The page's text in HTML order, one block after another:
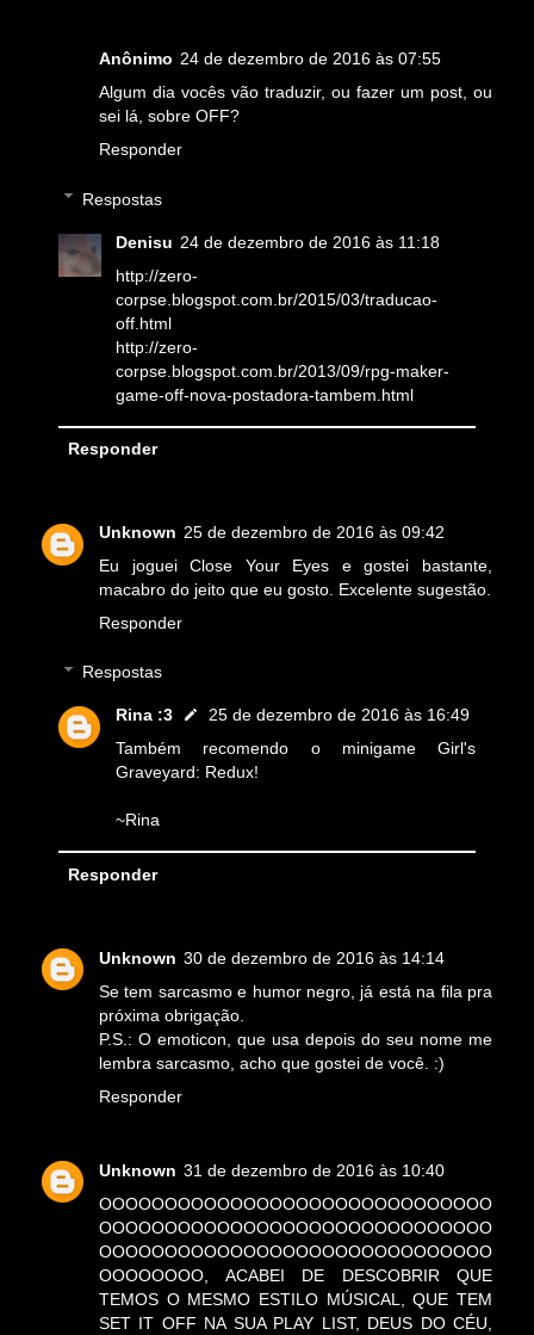
Anônimo 24 de dezembro de 2016 às 07:55
Algum dia vocês vão traduzir, ou fazer um post, ou
sei lá, sobre OFF?
Responder
Respostas
Denisu 24 de dezembro de 2016 às 11:18
http://zero-
corpse.blogspot.com.br/2015/03/traducao-
off.html
http://zero-
corpse.blogspot.com.br/2013/09/rpg-maker-
game-off-nova-postadora-tambem.html
Responder
Unknown 25 de dezembro de 2016 às 09:42
Eu joguei Close Your Eyes e gostei bastante,
macabro do jeito que eu gosto. Excelente sugestão.
Responder
Respostas
Rina :3
25 de dezembro de 2016 às 16:49
Também recomendo o minigame Girl's
Graveyard: Redux!
~Rina
Responder
Unknown 30 de dezembro de 2016 às 14:14
Se tem sarcasmo e humor negro, já está na fila pra
próxima obrigação.
P.S.: O emoticon, que usa depois do seu nome me
lembra sarcasmo, acho que gostei de você. :)
Responder
Unknown 31 de dezembro de 2016 às 10:40
OOOOOOOOOOOOOOOOOOOOOOOOOOOOOO
OOOOOOOOOOOOOOOOOOOOOOOOOOOOOO
OOOOOOOOOOOOOOOOOOOOOOOOOOOOOO
OOOOOOOO, ACABEI DE DESCOBRIR QUE
TEMOS O MESMO ESTILO MÚSICAL, QUE TEM
SET IT OFF NA SUA PLAY LIST, DEUS DO CÉU,